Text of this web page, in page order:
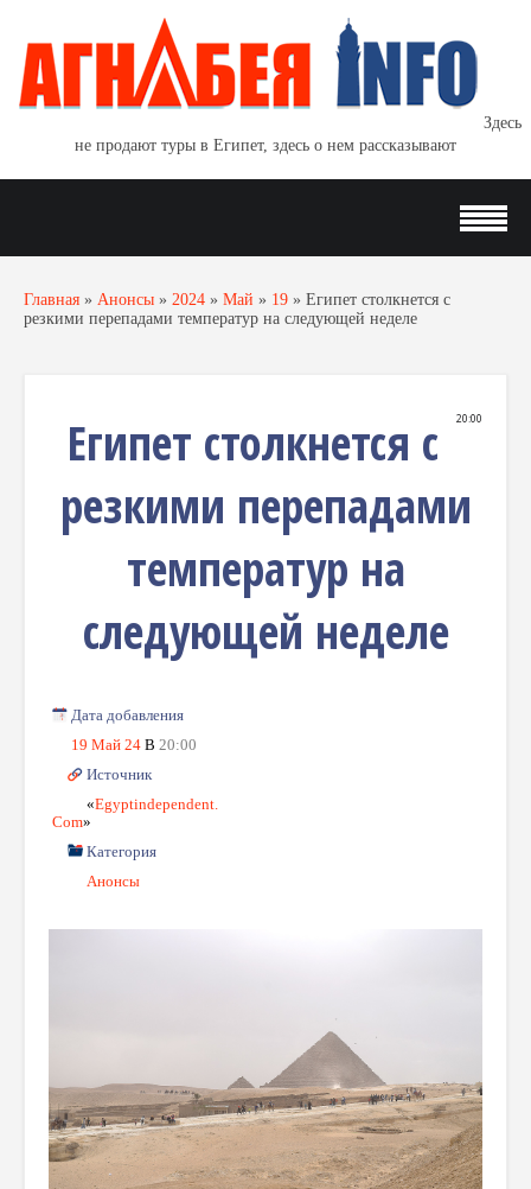
Здесь
не продают туры в Египет, здесь о нем рассказывают
Главная » Анонсы » 2024 » Май » 19 » Египет столкнется с
резкими перепадами температур на следующей неделе
20:00
Египет столкнется с
резкими перепадами
температур на
следующей неделе
Дата добавления
19 Май 24 В 20:00
Источник
«Egyptindependent.
Com»
Категория
Анонсы